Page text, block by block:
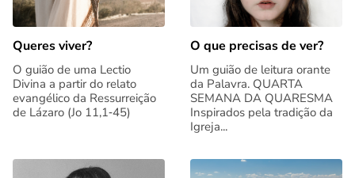
Queres viver?
O guião de uma Lectio
Divina a partir do relato
evangélico da Ressurreição
de Lázaro (Jo 11,1‑45)
O que precisas de ver?
Um guião de leitura orante
da Palavra. QUARTA
SEMANA DA QUARESMA
Inspirados pela tradição da
Igreja...